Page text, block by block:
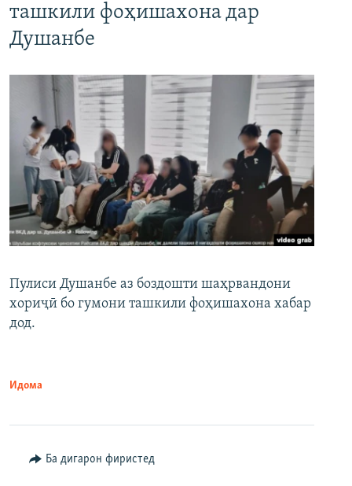
ташкили фоҳишахона дар
Душанбе
Пулиси Душанбе аз боздошти шаҳрвандони
хориҷӣ бо гумони ташкили фоҳишахона хабар
дод.
Идома
Ба дигарон фиристед